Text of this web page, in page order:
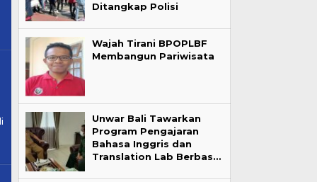
Ditangkap Polisi
Wajah Tirani BPOPLBF
Membangun Pariwisata
Unwar Bali Tawarkan
Program Pengajaran
Bahasa Inggris dan
Translation Lab Berbas…